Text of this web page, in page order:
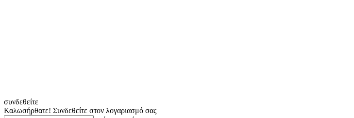
συνδεθείτε
Καλωσήρθατε! Συνδεθείτε στον λογαριασμό σας